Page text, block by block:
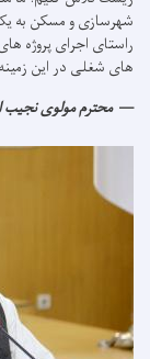
شهرسازی و مسکن به یک
راستای اجرای پروژه
های شغلی در این
محترم مولوی نجیب